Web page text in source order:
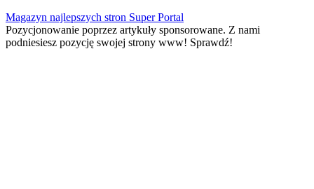
Skip
to
content
Magazyn najlepszych stron Super Portal
Pozycjonowanie poprzez artykuły sponsorowane. Z nami
podniesiesz pozycję swojej strony www! Sprawdź!